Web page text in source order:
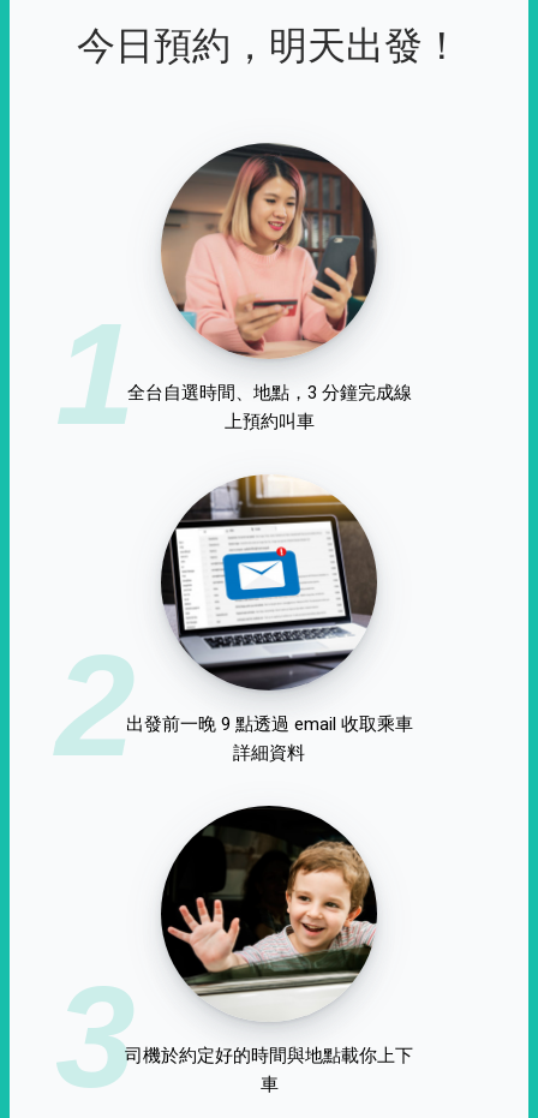
今日預約，明天出發！
1全台自選時間、地點，3 分鐘完成線
上預約叫車
2出發前一晚 9 點透過 email 收取乘車
詳細資料
3司機於約定好的時間與地點載你上下
車